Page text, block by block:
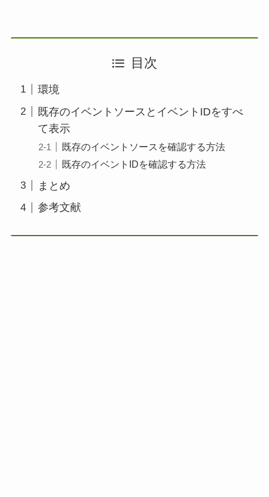
目次
環境
既存のイベントソースとイベントIDをすべ
て表示
既存のイベントソースを確認する方法
既存のイベントIDを確認する方法
まとめ
参考文献